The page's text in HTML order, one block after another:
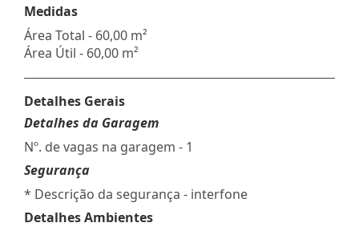
Medidas
Área Total - 60,00 m²
Área Útil - 60,00 m²
Detalhes Gerais
Detalhes da Garagem
Nº. de vagas na garagem - 1
Segurança
* Descrição da segurança - interfone
Detalhes Ambientes